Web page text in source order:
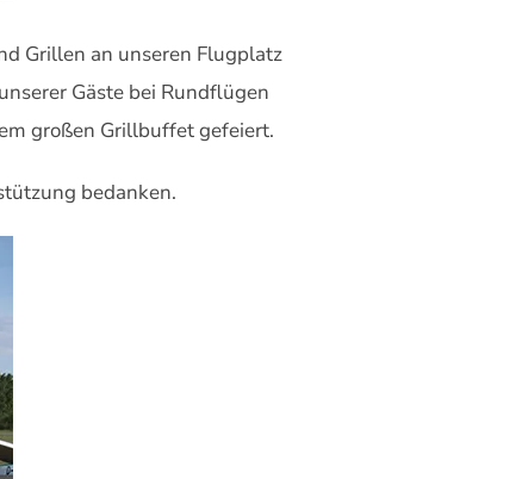
Grillen an unseren Flugplatz
Gäste bei Rundflügen
großen Grillbuffet gefeiert.
bedanken.